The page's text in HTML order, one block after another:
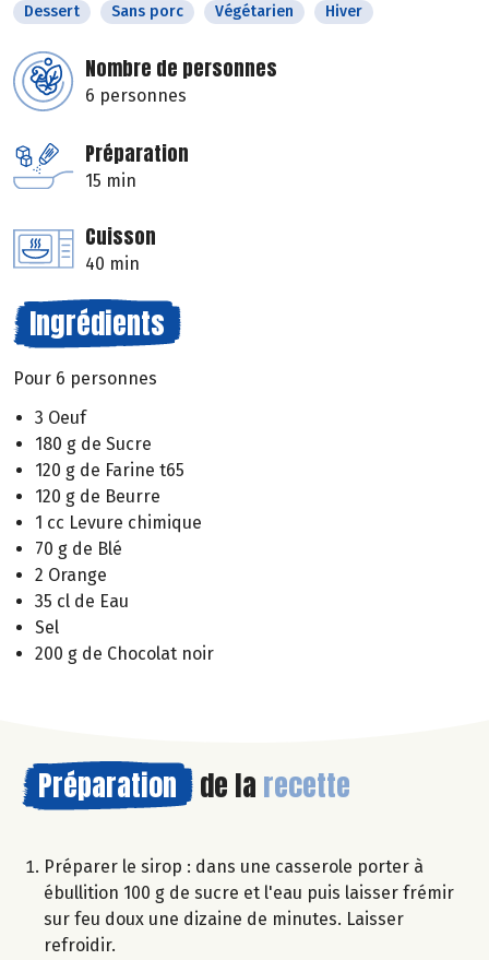
Dessert Sans porc Végétarien Hiver
Nombre de personnes
6 personnes
Préparation
15 min
Cuisson
40 min
Ingrédients
Pour 6 personnes
3 Oeuf
180 g de Sucre
120 g de Farine t65
120 g de Beurre
1 cc Levure chimique
70 g de Blé
2 Orange
35 cl de Eau
Sel
200 g de Chocolat noir
Préparation de la recette
Préparer le sirop : dans une casserole porter à
ébullition 100 g de sucre et l'eau puis laisser frémir
sur feu doux une dizaine de minutes. Laisser
refroidir.